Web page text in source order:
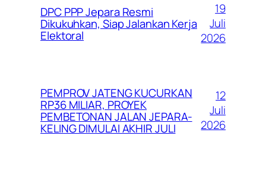
DPC PPP Jepara Resmi
Dikukuhkan, Siap Jalankan Kerja
Elektoral
19
Juli
2026
PEMPROV JATENG KUCURKAN
RP36 MILIAR, PROYEK
PEMBETONAN JALAN JEPARA-
KELING DIMULAI AKHIR JULI
12
Juli
2026